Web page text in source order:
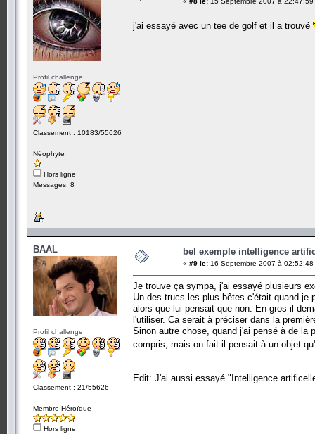
Profil challenge
Classement : 10183/55626
Néophyte
Hors ligne
Messages: 8
j'ai essayé avec un tee de golf et il a trouvé
BAAL
Profil challenge
Classement : 21/55626
Membre Héroïque
Hors ligne
bel exemple intelligence
« #9 le: 16 Septembre 2007 à 02:52:48
Je trouve ça sympa, j'ai essayé plusieurs
Un des trucs les plus bêtes c'était quand je
alors que lui pensait que non. En gros il
l'utiliser. Ca serait à préciser dans la
Sinon autre chose, quand j'ai pensé à de la
compris, mais on fait il pensait à un objet
Edit: J'ai aussi essayé "Intelligence